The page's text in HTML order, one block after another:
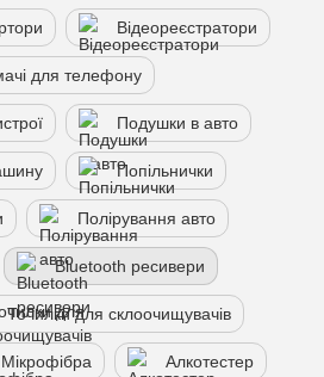
Відеореєстратори
для телефону
Подушки в авто
Попільнички
Полірування авто
Bluetooth ресивери
Точилки для склоочищувачів
Мікрофібра Алкотестер